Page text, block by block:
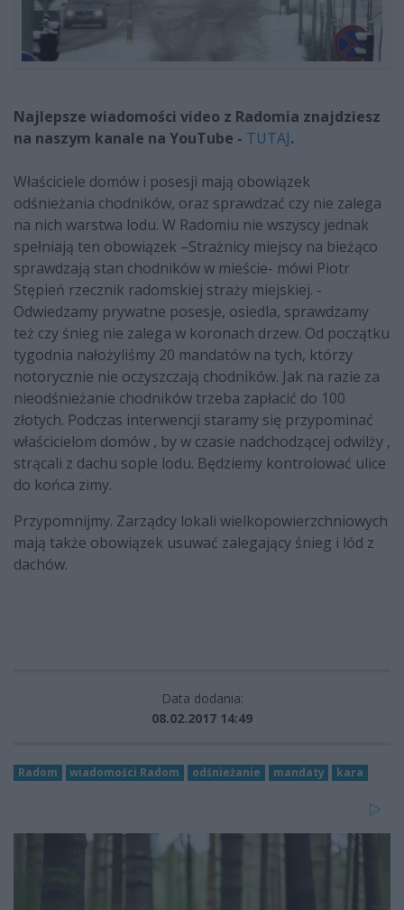
Najlepsze wiadomości video z Radomia znajdziesz
na naszym kanale na YouTube - TUTAJ.
Właściciele domów i posesji mają obowiązek
odśnieżania chodników, oraz sprawdzać czy nie zalega
na nich warstwa lodu. W Radomiu nie wszyscy jednak
spełniają ten obowiązek –Strażnicy miejscy na bieżąco
sprawdzają stan chodników w mieście- mówi Piotr
Stępień rzecznik radomskiej straży miejskiej. -
Odwiedzamy prywatne posesje, osiedla, sprawdzamy
też czy śnieg nie zalega w koronach drzew. Od początku
tygodnia nałożyliśmy 20 mandatów na tych, którzy
notorycznie nie oczyszczają chodników. Jak na razie za
nieodśnieżanie chodników trzeba zapłacić do 100
złotych. Podczas interwencji staramy się przypominać
właścicielom domów , by w czasie nadchodzącej odwilży ,
strącali z dachu sople lodu. Będziemy kontrolować ulice
do końca zimy.
Przypomnijmy. Zarządcy lokali wielkopowierzchniowych
mają także obowiązek usuwać zalegający śnieg i lód z
dachów.
Data dodania:
08.02.2017 14:49
Radom wiadomości Radom odśnieżanie mandaty kara